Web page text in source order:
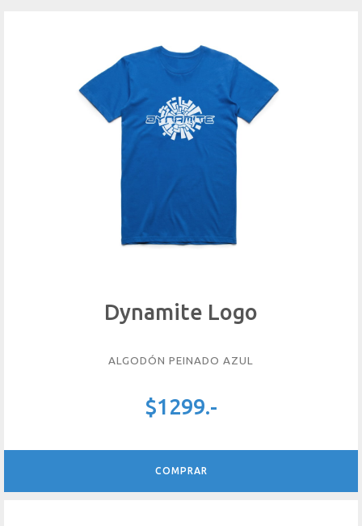
Dynamite Logo
ALGODÓN PEINADO AZUL
$1299.-
COMPRAR